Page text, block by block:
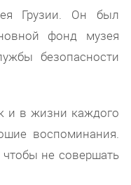
Грузии. Он был
фонд музея
безопасности
и в жизни каждого
воспоминания.
не совершать